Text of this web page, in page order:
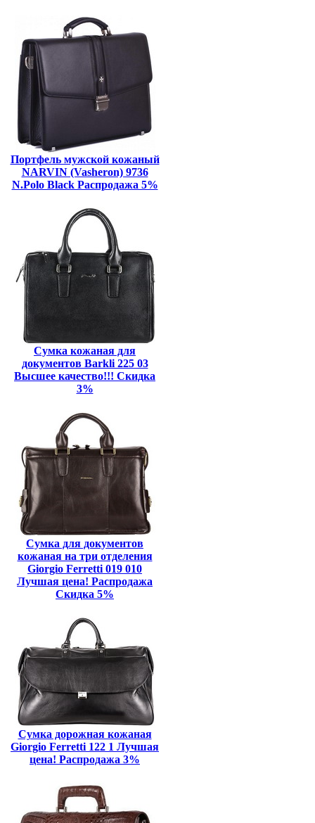
Портфель мужской кожаный
NARVIN (Vasheron) 9736
N.Polo Black Распродажа 5%
Сумка кожаная для
документов Barkli 225 03
Высшее качество!!! Скидка
3%
Сумка для документов
кожаная на три отделения
Giorgio Ferretti 019 010
Лучшая цена! Распродажа
Скидка 5%
Сумка дорожная кожаная
Giorgio Ferretti 122 1 Лучшая
цена! Распродажа 3%